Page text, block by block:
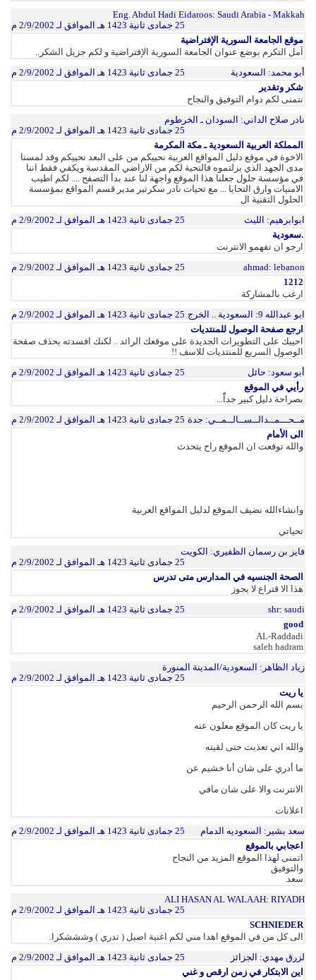
Eng. Abdul Hadi Eidaroos: Saudi Arabia - Makkah
25 جمادى ثانية 1423 هـ الموافق لـ 2/9/2002 م
موقع الجامعة السورية الإفتراضية
آمل التكرم بوضع عنوان الجامعة السورية الإفتراضية و لكم جزيل الشكر..
أبو محمد : السعودية
25 جمادى ثانية 1423 هـ الموافق لـ 2/9/2002 م
شكر وتقدير
نتمنى لكم دوام التوفيق والنجاح
نادر صلاح الداني: السودان ـ الخرطوم
25 جمادى ثانية 1423 هـ الموافق لـ 2/9/2002 م
المملكة العربية السعودية ـ مكة المكرمة
الاخوة في موقع دليل المواقع العربية نحييكم من على البعد نحييكم وقد لمسنا
مدى الجهد الذي بزلتموه فالتحية لكم من الاراضي المقدسة ويكفي فقط اننا
في مؤسسة حلول جعلنا هذا الموقع واجهة لنا عند بدأ التصفح .... لكم اطيب
الامنيات وارق التحايا ... مع تحيات نادر سكرتير مدير قسم المواقع بمؤسسة
الحلول التقنية ال
ابوابرهيم : الليث
25 جمادى ثانية 1423 هـ الموافق لـ 2/9/2002 م
.سعودية
ارجو ان تفهمو الانترنت
ahmad: lebanon
25 جمادى ثانية 1423 هـ الموافق لـ 2/9/2002 م
1212
ارغب بالمشاركة
ابو عبدالله 9
: السعودية .. الخرج 25 جمادى ثانية 1423 هـ الموافق لـ 2/9/2002 م
ارجع صفحة الوصول للمنتديات
احييك على التطويرات الجديدة على موقعك الرائد .. لكنك افسدته بحذف صفحة
الوصول السريع للمنتديات للاسف !!
أبو سعود : حائل
25 جمادى ثانية 1423 هـ الموافق لـ 2/9/2002 م
رأيي في الموقع
بصراحة دليل كبير جداًً...
مــحـــمــدالــســالــمــي: جدة 25 جمادى ثانية 1423 هـ الموافق لـ 2/9/2002 م
الى الأمام
والله توقعت ان الموقع راح يتحدث
وانشاءالله نضيف الموقع لدليل المواقع العربية
تحياتي
فايز بن رسمان الظفيري: الكويت
25 جمادى ثانية 1423 هـ الموافق لـ 2/9/2002 م
الصحة الجنسيه في المدارس متى تدرس
هذا الا قتراع لا يجوز
shr: saudi
25 جمادى ثانية 1423 هـ الموافق لـ 2/9/2002 م
good
AL-Raddadi
saleh hadram
زياد الظاهر : السعودية/المدينة المنورة
25 جمادى ثانية 1423 هـ الموافق لـ 2/9/2002 م
يا ريت
بسم الله الرحمن الرحيم
يا ريت كان الموقع معلون عنه
والله اني تعذبت حتى لقيته
ما أدري على شان أنا خشيم عن
الانترنت والا على شان مافي
اعلانات
سعد بشير : السعوديه الدمام
25 جمادى ثانية 1423 هـ الموافق لـ 2/9/2002 م
اعجابي بالموقع
اتمنى لهذا الموقع المزيد من النجاح
والتوفيق
سعد
ALI HASAN AL WALAAH: RIYADH
25 جمادى ثانية 1423 هـ الموافق لـ 2/9/2002 م
SCHNIEDER
الى كل من في الموقع اهدا مني لكم اغنية اصيل ( تدري ) وشششكرا.
لزرق مهدي: الجزائز
25 جمادى ثانية 1423 هـ الموافق لـ 2/9/2002 م
اين الابتكار في زمن ارقص و غني